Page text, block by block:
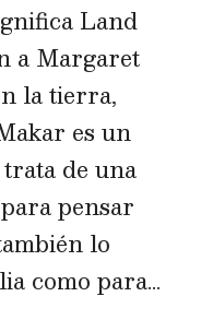
Land
a Margaret
la tierra,
es un
de una
pensar
lo
como para...